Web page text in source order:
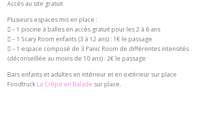
Accès au site gratuit
Plusieurs espaces mis en place :
 – 1 piscine à balles en accès gratuit pour les 2 à 6 ans
 – 1 Scary Room enfants (3 à 12 ans) : 1€ le passage
 – 1 espace composé de 3 Panic Room de différentes intensités
(déconseillée au moins de 10 ans) : 2€ le passage
Bars enfants et adultes en intérieur et en extérieur sur place
Foodtruck La Crêpe en Balade sur place.